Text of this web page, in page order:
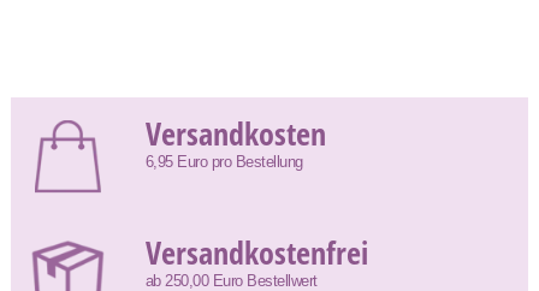
Versandkosten
6,95 Euro pro Bestellung
Versandkostenfrei
ab 250,00 Euro Bestellwert